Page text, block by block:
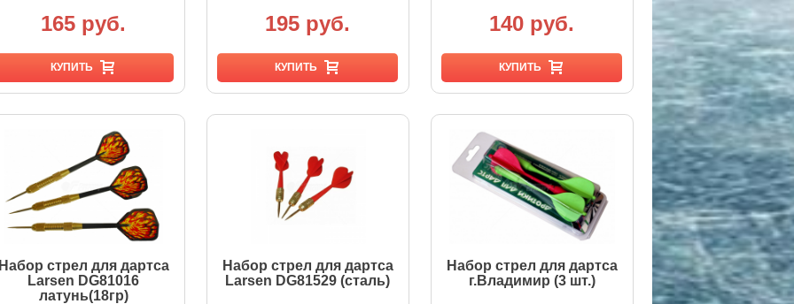
165 руб.
КУПИТЬ
195 руб.
КУПИТЬ
140 руб.
КУПИТЬ
стрел для дартса
Larsen DG81016
латунь(18гр)
Набор стрел для дартса
Larsen DG81529 (сталь)
Набор стрел для дартса
г.Владимир (3 шт.)